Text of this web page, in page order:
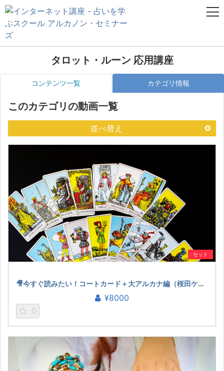
タロット・ルーン 応用講座
コンテンツ一覧 カテゴリ情報
このカテゴリの動画一覧
並べ替え
セット
🎥今すぐ読みたい！コートカード＋大アルカナ編（桜田ケイ）
¥8000
0